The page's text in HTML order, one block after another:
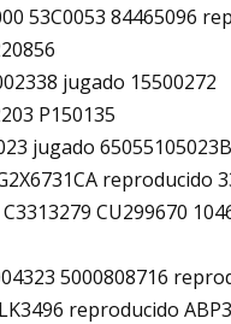
53C0053 84465096
jugado 15500272
P150135
jugado 65055105023B
reproducido
CU299670
5000808716
reproducido